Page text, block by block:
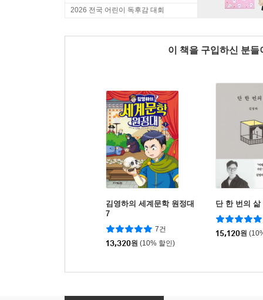
2026 전국 어린이 독후감 대회
이 책을 구입하신 분
김영하의 세계문학 원정대
7
7건
13,320원 (10% 할인)
단 한 번의 삶
15,120원